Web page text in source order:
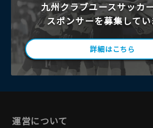
九州クラブユースサッカ
スポンサーを募集してい
詳細はこちら
運営について